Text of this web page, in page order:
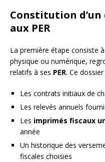
Constitution d’un
aux PER
La première étape consiste
physique ou numérique,
relatifs à ses PER. Ce
Les contrats initiaux de
Les relevés annuels
Les imprimés fiscaux
année
Un historique des
fiscales choisies